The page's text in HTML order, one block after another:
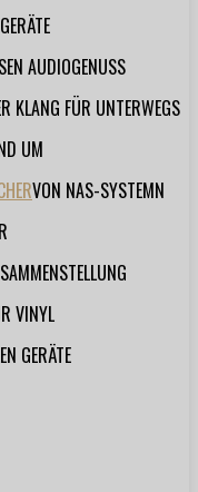
AUDIOGENUSS
KLANG FÜR UNTERWEGS
UM
VON NAS-SYSTEMN
VINYL
GERÄTE